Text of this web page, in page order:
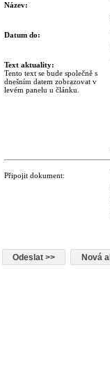
Název:
Datum do:
Text aktuality:
Tento text se bude společně s
dnešním datem zobrazovat v
levém panelu u článku.
Připojit dokument: